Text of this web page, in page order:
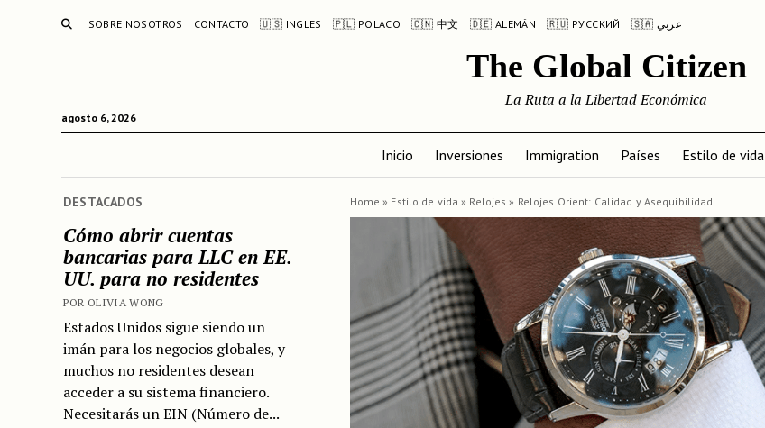
BUSCAR
SOBRE NOSOTROS CONTACTO 🇺🇸 INGLES 🇵🇱 POLACO 🇨🇳 中文 🇩🇪 ALEMÁN 🇷🇺 РУССКИЙ 🇸🇦 عربي
The Global Citizen
agosto 6, 2026
La Ruta a la Libertad Económica
Inicio Inversiones Immigration Países Estilo de vida
DESTACADOS
Cómo abrir cuentas
bancarias para LLC en EE.
UU. para no residentes
POR OLIVIA WONG
Estados Unidos sigue siendo un
imán para los negocios globales, y
muchos no residentes desean
acceder a su sistema financiero.
Necesitarás un EIN (Número de...
Home » Estilo de vida » Relojes » Relojes Orient: Calidad y Asequibilidad